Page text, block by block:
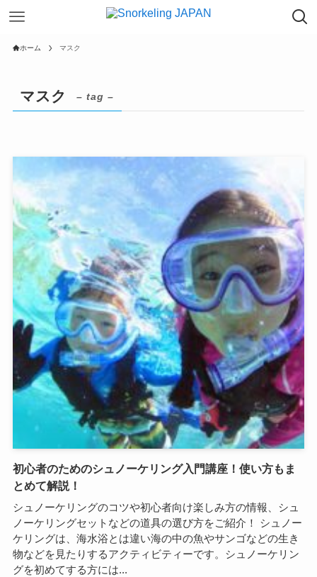
ホーム マスク
マスク – tag –
初心者のためのシュノーケリング入門講座！使い方もま
とめて解説！
シュノーケリングのコツや初心者向け楽しみ方の情報、シュ
ノーケリングセットなどの道具の選び方をご紹介！ シュノー
ケリングは、海水浴とは違い海の中の魚やサンゴなどの生き
物などを見たりするアクティビティーです。シュノーケリン
グを初めてする方には...